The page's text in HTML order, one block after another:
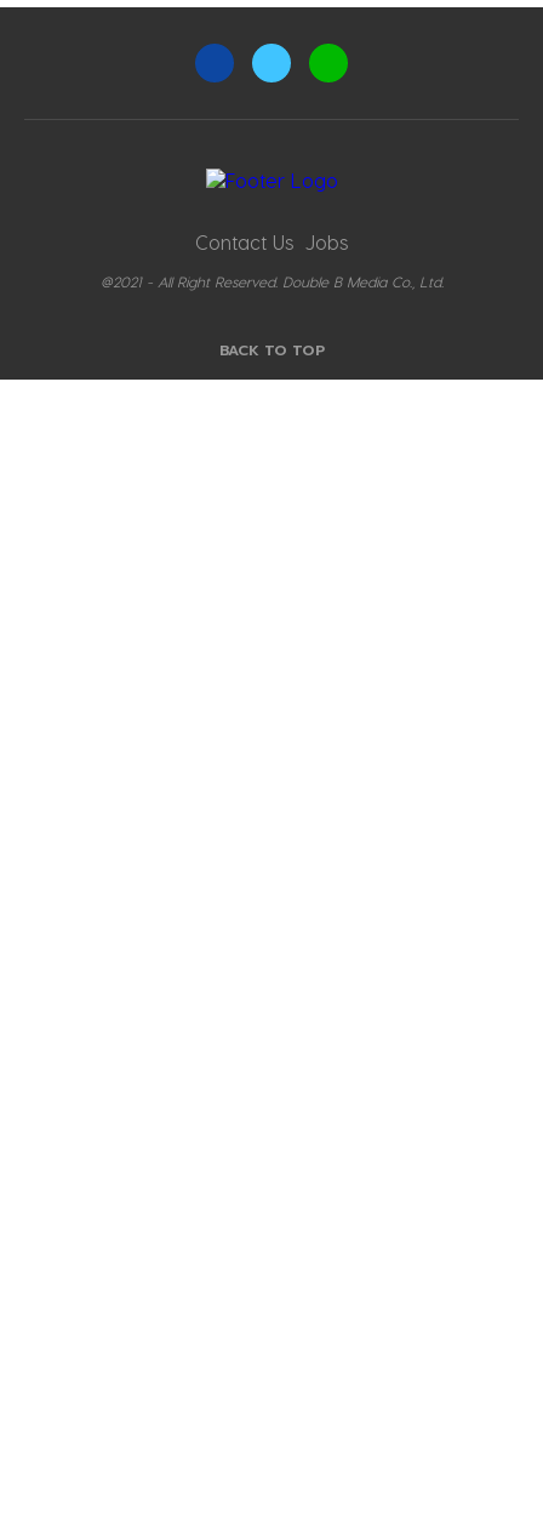
Contact Us Jobs
@2021 - All Right Reserved. Double B Media Co., Ltd.
BACK TO TOP